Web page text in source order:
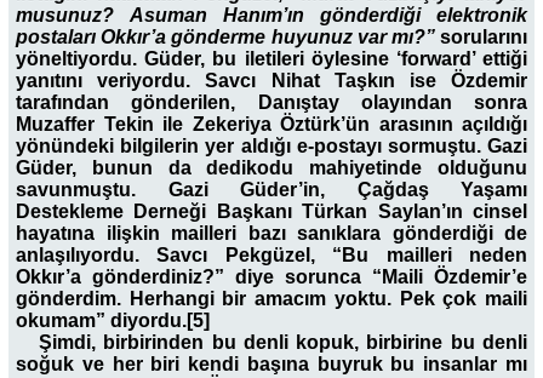
musunuz?
Asuman Hanım’ın gönderdiği elektronik
postaları Okkır’a gönderme huyunuz var mı?”sorularını
yöneltiyordu. Güder, bu iletileri öylesine ‘forward’ ettiği
yanıtını veriyordu. Savcı Nihat Taşkın ise Özdemir
tarafından gönderilen, Danıştay olayından sonra
Muzaffer Tekin ile Zekeriya Öztürk’ün arasının açıldığı
yönündeki bilgilerin yer aldığı e-postayı sormuştu. Gazi
Güder, bunun da dedikodu mahiyetinde olduğunu
savunmuştu. Gazi Güder’in, Çağdaş Yaşamı
Destekleme Derneği Başkanı Türkan Saylan’ın cinsel
hayatına ilişkin mailleri bazı sanıklara gönderdiği de
anlaşılıyordu. Savcı Pekgüzel, “Bu mailleri neden
Okkır’a gönderdiniz?” diye sorunca “Maili Özdemir’e
gönderdim. Herhangi bir amacım yoktu. Pek çok maili
okumam” diyordu.[5]
Şimdi, birbirinden bu denli kopuk, birbirine bu denli
soğuk ve her biri kendi başına buyruk bu insanlar mı